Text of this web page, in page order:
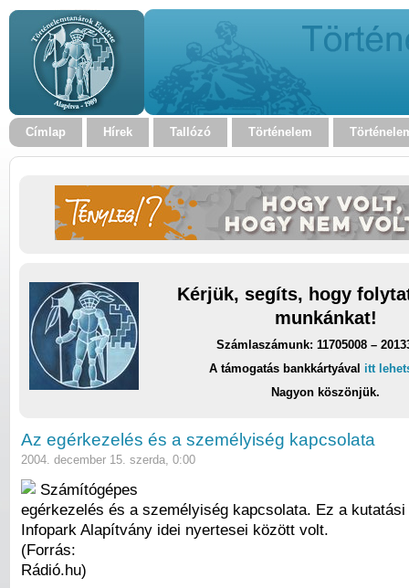
Címlap Hírek Tallózó Történelem
Kérjük, segíts, hogy
munkánkat!
Számlaszámunk: 11705008 –
A támogatás bankkártyával itt
Nagyon köszönjük.
Az egérkezelés és a személyiség kapcsolata
2004. december 15. szerda, 0:00
Számítógépes
egérkezelés és a személyiség kapcsolata. Ez a
Infopark Alapítvány idei nyertesei között volt.
(Forrás:
Rádió.hu)